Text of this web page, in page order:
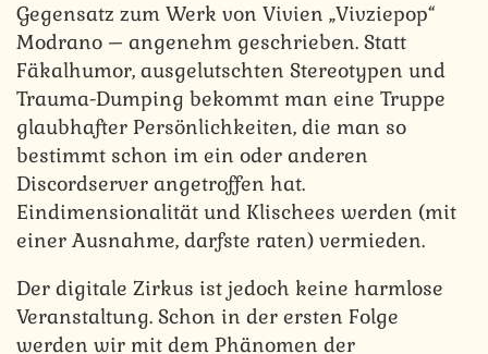
Gegensatz zum Werk von Vivien „Vivziepop“
Modrano – angenehm geschrieben. Statt
Fäkalhumor, ausgelutschten Stereotypen und
Trauma-Dumping bekommt man eine Truppe
glaubhafter Persönlichkeiten, die man so
bestimmt schon im ein oder anderen
Discordserver angetroffen hat.
Eindimensionalität und Klischees werden (mit
einer Ausnahme, darfste raten) vermieden.
Der digitale Zirkus ist jedoch keine harmlose
Veranstaltung. Schon in der ersten Folge
werden wir mit dem Phänomen der